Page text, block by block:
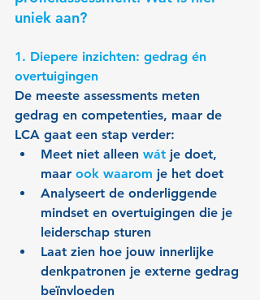
uniek aan?
1. Diepere inzichten: gedrag én
overtuigingen
De meeste assessments meten
gedrag en competenties, maar de
LCA gaat een stap verder:
Meet niet alleen wát je doet,
maar ook waarom je het doet
Analyseert de onderliggende
mindset en overtuigingen die je
leiderschap sturen
Laat zien hoe jouw innerlijke
denkpatronen je externe gedrag
beïnvloeden